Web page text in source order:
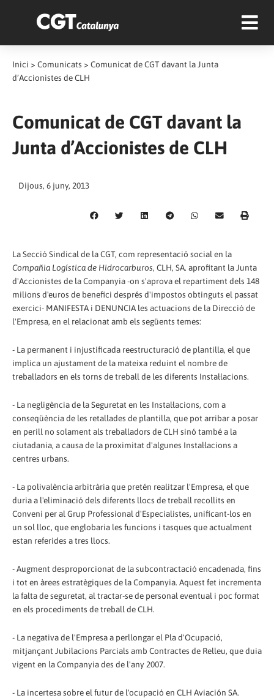
Inici > Comunicats > Comunicat de CGT davant la Junta
d’Accionistes de CLH
Comunicat de CGT davant la
Junta d’Accionistes de CLH
Dijous, 6 juny, 2013
La Secció Sindical de la CGT, com representació social en la
Compañia Logística de Hidrocarburos, CLH, SA. aprofitant la Junta
d'Accionistes de la Companyia -on s'aprova el repartiment dels 148
milions d'euros de benefici després d'impostos obtinguts el passat
exercici- MANIFESTA i DENUNCIA les actuacions de la Direcció de
l'Empresa, en el relacionat amb els següents temes:
- La permanent i injustificada reestructuració de plantilla, el que
implica un ajustament de la mateixa reduint el nombre de
treballadors en els torns de treball de les diferents Instal·lacions.
- La negligència de la Seguretat en les Instal·lacions, com a
conseqüència de les retallades de plantilla, que pot arribar a posar
en perill no solament als treballadors de CLH sinó també a la
ciutadania, a causa de la proximitat d'algunes Instal·lacions a
centres urbans.
- La polivalència arbitrària que pretén realitzar l'Empresa, el que
duria a l'eliminació dels diferents llocs de treball recollits en
Conveni per al Grup Professional d'Especialistes, unificant-los en
un sol lloc, que englobaria les funcions i tasques que actualment
estan referides a tres llocs.
- Augment desproporcionat de la subcontractació encadenada, fins
i tot en àrees estratègiques de la Companyia. Aquest fet incrementa
la falta de seguretat, al tractar-se de personal eventual i poc format
en els procediments de treball de CLH.
- La negativa de l'Empresa a perllongar el Pla d'Ocupació,
mitjançant Jubilacions Parcials amb Contractes de Relleu, que duia
vigent en la Companyia des de l'any 2007.
- La incertesa sobre el futur de l'ocupació en CLH Aviación SA.